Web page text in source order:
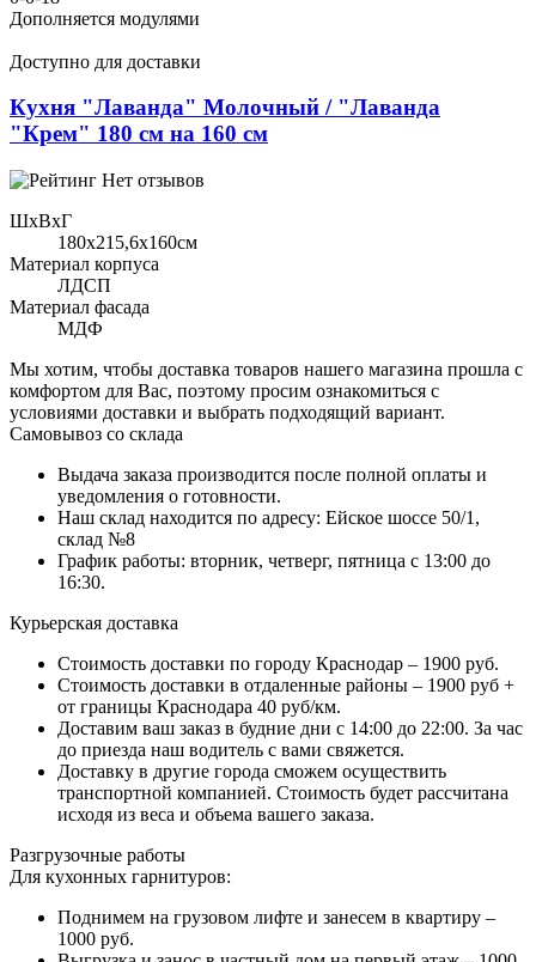
Дополняется модулями
Доступно для доставки
Кухня "Лаванда" Молочный / "Лаванда
"Крем" 180 см на 160 см
Нет отзывов
ШхВхГ
180x215,6х160см
Материал корпуса
ЛДСП
Материал фасада
МДФ
Мы хотим, чтобы доставка товаров нашего магазина прошла с
комфортом для Вас, поэтому просим ознакомиться с
условиями доставки и выбрать подходящий вариант.
Самовывоз со склада
Выдача заказа производится после полной оплаты и
уведомления о готовности.
Наш склад находится по адресу: Ейское шоссе 50/1,
склад №8
График работы: вторник, четверг, пятница с 13:00 до
16:30.
Курьерская доставка
Стоимость доставки по городу Краснодар – 1900 руб.
Стоимость доставки в отдаленные районы – 1900 руб +
от границы Краснодара 40 руб/км.
Доставим ваш заказ в будние дни с 14:00 до 22:00. За час
до приезда наш водитель с вами свяжется.
Доставку в другие города сможем осуществить
транспортной компанией. Стоимость будет рассчитана
исходя из веса и объема вашего заказа.
Разгрузочные работы
Для кухонных гарнитуров:
Поднимем на грузовом лифте и занесем в квартиру –
1000 руб.